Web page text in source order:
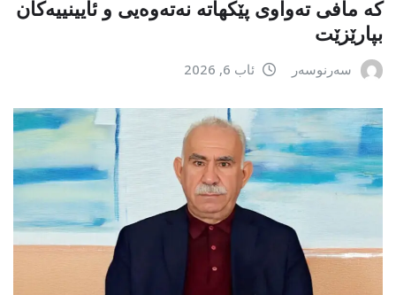
کە مافی تەواوی پێکهاتە نەتەوەیی و ئایینییەکان
بپارێزێت
سەرنوسەر ئاب 6, 2026